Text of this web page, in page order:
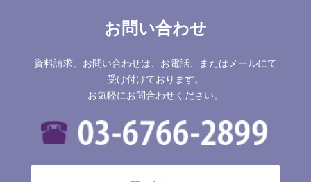
お問い合わせ
資料請求、お問い合わせは、お電話、またはメールにて
受け付けております。
お気軽にお問合わせください。